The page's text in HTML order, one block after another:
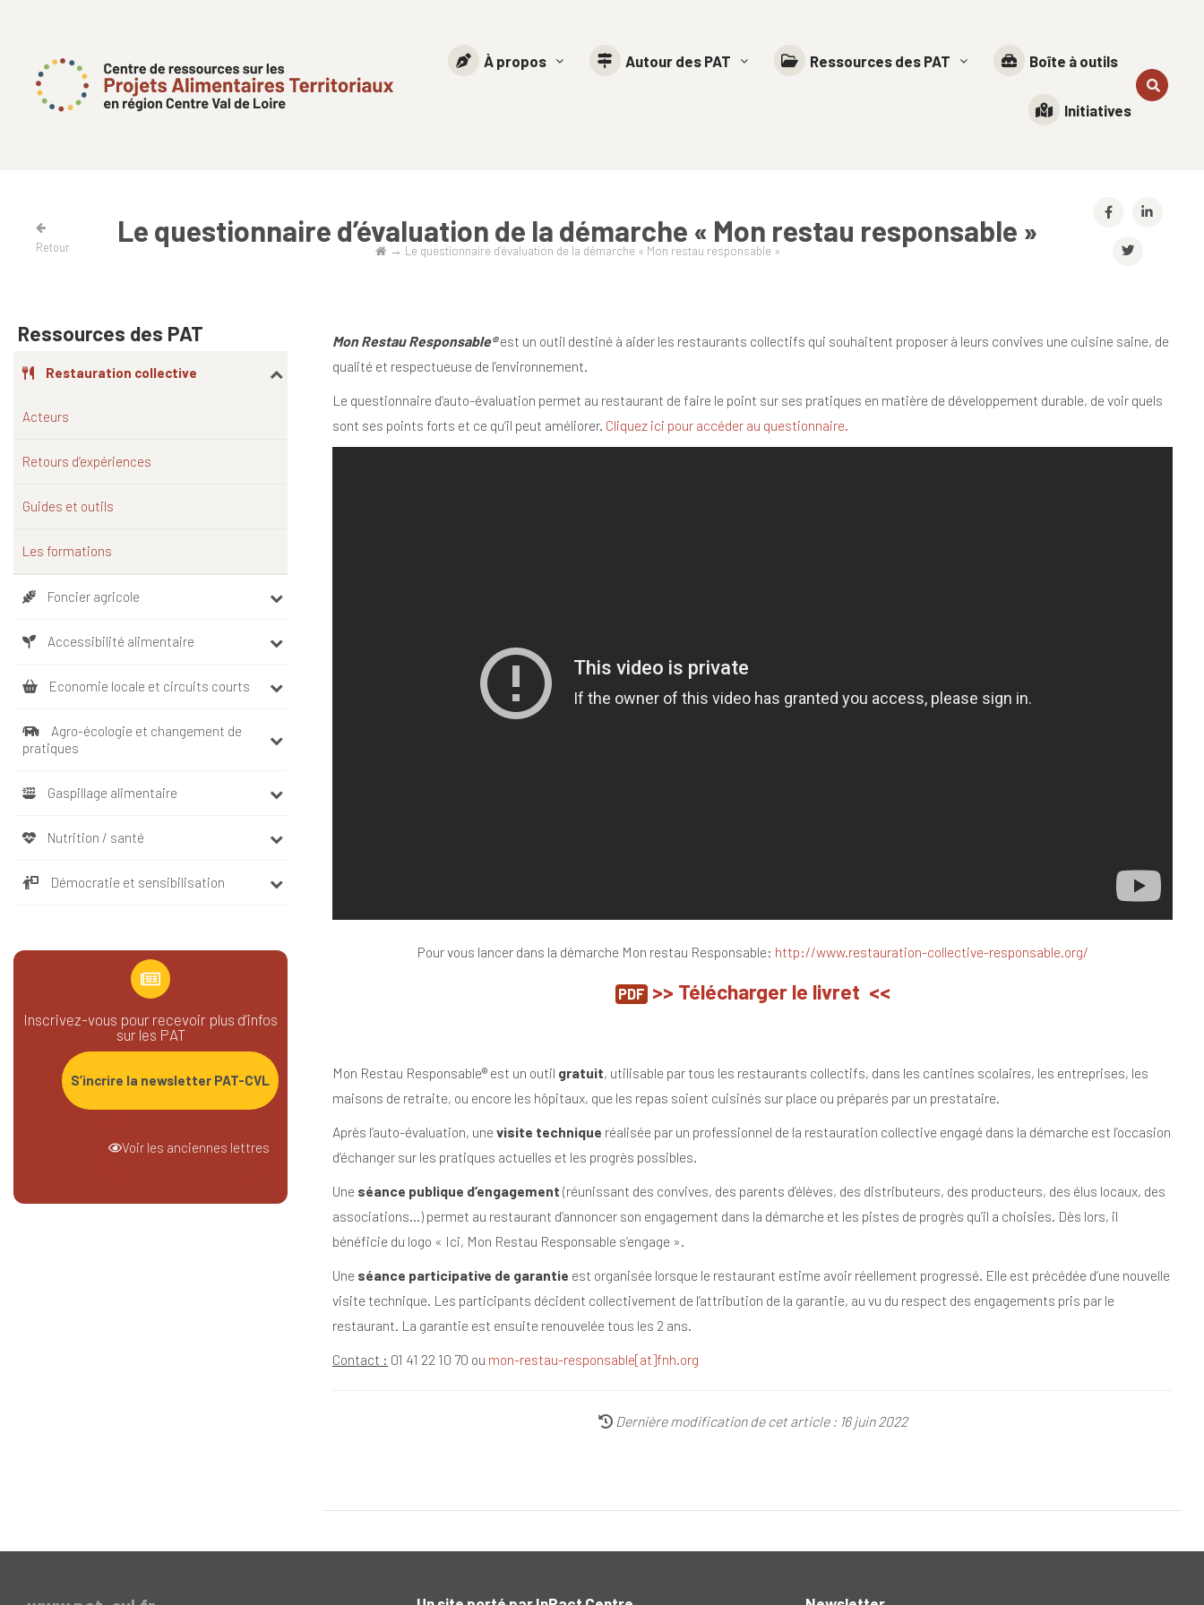
À propos Autour des PAT Ressources des PAT Boîte à outils
Initiatives
Retour Le questionnaire d’évaluation de la démarche « Mon restau responsable »
→ Le questionnaire d’évaluation de la démarche « Mon restau responsable »
Mon Restau Responsable® est un outil destiné à aider les restaurants collectifs qui souhaitent proposer à leurs convives une cuisine saine, de
qualité et respectueuse de l’environnement.
Le questionnaire d’auto-évaluation permet au restaurant de faire le point sur ses pratiques en matière de développement durable, de voir quels
sont ses points forts et ce qu’il peut améliorer. Cliquez ici pour accéder au questionnaire.
Pour vous lancer dans la démarche Mon restau Responsable: http://www.restauration-collective-responsable.org/
>> Télécharger le livret <<
Mon Restau Responsable® est un outil gratuit, utilisable par tous les restaurants collectifs, dans les cantines scolaires, les entreprises, les
maisons de retraite, ou encore les hôpitaux, que les repas soient cuisinés sur place ou préparés par un prestataire.
Après l’auto-évaluation, une visite technique réalisée par un professionnel de la restauration collective engagé dans la démarche est l’occasion
d’échanger sur les pratiques actuelles et les progrès possibles.
Une séance publique d’engagement (réunissant des convives, des parents d’élèves, des distributeurs, des producteurs, des élus locaux, des
associations…) permet au restaurant d’annoncer son engagement dans la démarche et les pistes de progrès qu’il a choisies. Dès lors, il
bénéficie du logo « Ici, Mon Restau Responsable s’engage ».
Une séance participative de garantie est organisée lorsque le restaurant estime avoir réellement progressé. Elle est précédée d’une nouvelle
visite technique. Les participants décident collectivement de l’attribution de la garantie, au vu du respect des engagements pris par le
restaurant. La garantie est ensuite renouvelée tous les 2 ans.
Contact : 01 41 22 10 70 ou mon-restau-responsable[at]fnh.org
Dernière modification de cet article : 16 juin 2022
Ressources des PAT
Restauration collective
Acteurs
Retours d’expériences
Guides et outils
Les formations
Foncier agricole
Accessibilité alimentaire
Economie locale et circuits courts
Agro-écologie et changement de
pratiques
Gaspillage alimentaire
Nutrition / santé
Démocratie et sensibilisation
Inscrivez-vous pour recevoir plus d’infos
sur les PAT
S’incrire la newsletter PAT-CVL
Voir les anciennes lettres